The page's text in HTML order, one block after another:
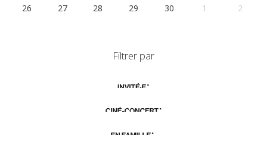
26
27 28 29 30 1 2
Filtrer par